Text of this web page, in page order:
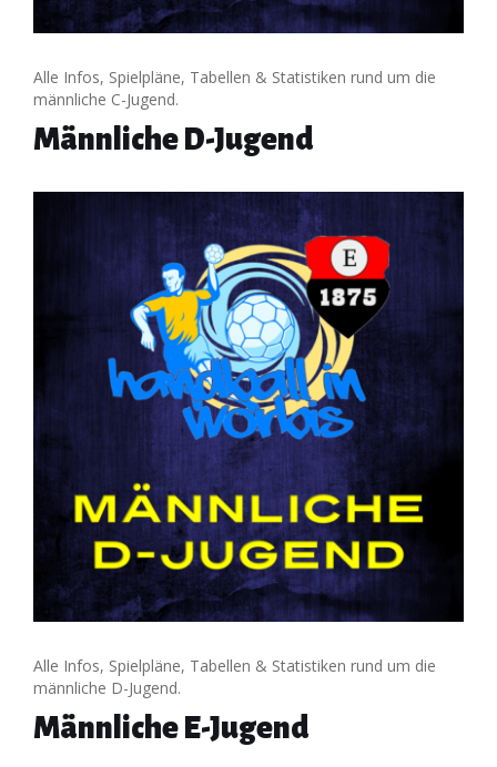
Alle Infos, Spielpläne, Tabellen & Statistiken rund um die
männliche C-Jugend.
Männliche D-Jugend
Alle Infos, Spielpläne, Tabellen & Statistiken rund um die
männliche D-Jugend.
Männliche E-Jugend